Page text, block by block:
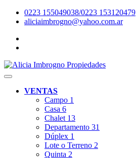
0223 155049038/0223 153120479
aliciaimbrogno@yahoo.com.ar
VENTAS
Campo 1
Casa 6
Chalet 13
Departamento 31
Dúplex 1
Lote o Terreno 2
Quinta 2